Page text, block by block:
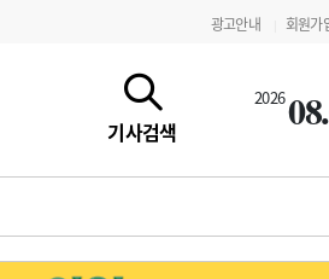
광고안내 회원가
기사검색
2026